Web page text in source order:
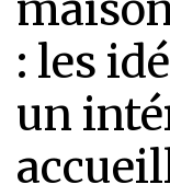
: les
un